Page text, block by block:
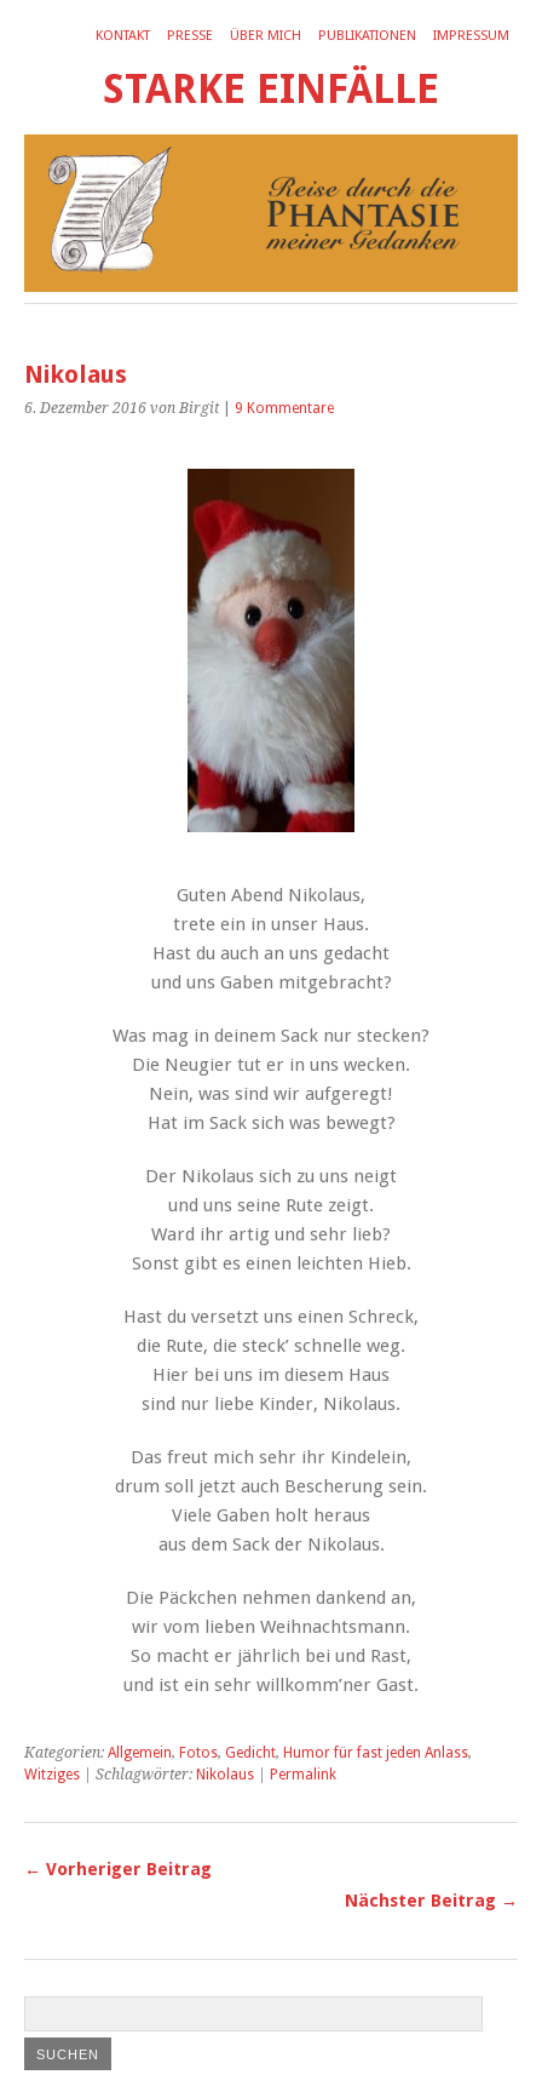
KONTAKT PRESSE ÜBER MICH PUBLIKATIONEN IMPRESSUM
STARKE EINFÄLLE
Nikolaus
6. Dezember 2016 von Birgit| 9 Kommentare
Guten Abend Nikolaus,
trete ein in unser Haus.
Hast du auch an uns gedacht
und uns Gaben mitgebracht?
Was mag in deinem Sack nur stecken?
Die Neugier tut er in uns wecken.
Nein, was sind wir aufgeregt!
Hat im Sack sich was bewegt?
Der Nikolaus sich zu uns neigt
und uns seine Rute zeigt.
Ward ihr artig und sehr lieb?
Sonst gibt es einen leichten Hieb.
Hast du versetzt uns einen Schreck,
die Rute, die steck’ schnelle weg.
Hier bei uns im diesem Haus
sind nur liebe Kinder, Nikolaus.
Das freut mich sehr ihr Kindelein,
drum soll jetzt auch Bescherung sein.
Viele Gaben holt heraus
aus dem Sack der Nikolaus.
Die Päckchen nehmen dankend an,
wir vom lieben Weihnachtsmann.
So macht er jährlich bei und Rast,
und ist ein sehr willkomm’ner Gast.
Kategorien: Allgemein, Fotos, Gedicht, Humor für fast jeden Anlass,
Witziges | Schlagwörter: Nikolaus Permalink
← Vorheriger Beitrag
Nächster Beitrag →